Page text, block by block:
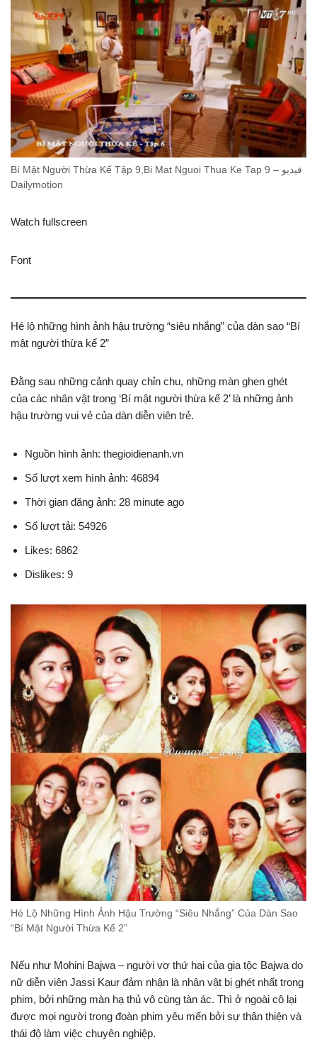
Bí Mật Người Thừa Kế Tập 9,Bi Mat Nguoi Thua Ke Tap 9 – فيديو
Dailymotion
Watch fullscreen
Font
Hé lộ những hình ảnh hậu trường “siêu nhắng” của dàn sao “Bí
mật người thừa kế 2”
Đằng sau những cảnh quay chỉn chu, những màn ghen ghét
của các nhân vật trong ‘Bí mật người thừa kế 2’ là những ảnh
hậu trường vui vẻ của dàn diễn viên trẻ.
Nguồn hình ảnh: thegioidienanh.vn
Số lượt xem hình ảnh: 46894
Thời gian đăng ảnh: 28 minute ago
Số lượt tải: 54926
Likes: 6862
Dislikes: 9
Hé Lộ Những Hình Ảnh Hậu Trường “Siêu Nhắng” Của Dàn Sao
“Bí Mật Người Thừa Kế 2”
Nếu như Mohini Bajwa – người vợ thứ hai của gia tộc Bajwa do
nữ diễn viên Jassi Kaur đảm nhận là nhân vật bị ghét nhất trong
phim, bởi những màn hạ thủ vô cùng tàn ác. Thì ở ngoài cô lại
được mọi người trong đoàn phim yêu mến bởi sự thân thiện và
thái độ làm việc chuyên nghiệp.